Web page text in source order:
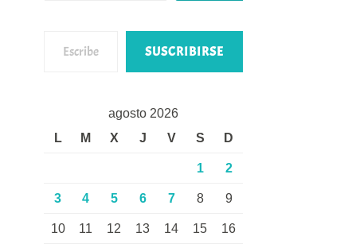
SUSCRIBIRSE
agosto 2026
L
M X J V S D
1 2
3 4 5 6 7 8 9
10 11 12 13 14 15 16